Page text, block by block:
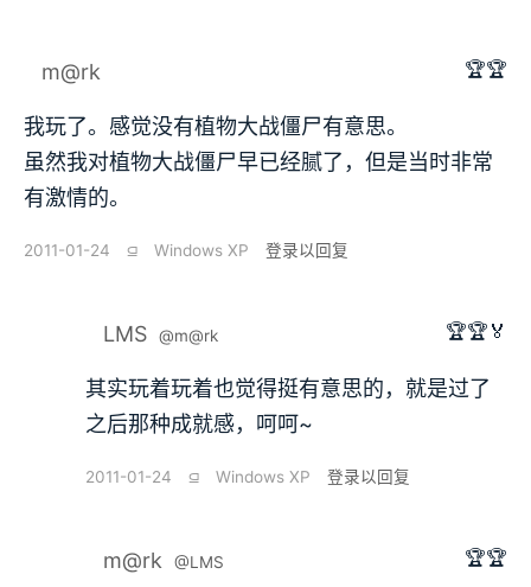
m@rk 🏆🏆
我玩了。感觉没有植物大战僵尸有意思。
虽然我对植物大战僵尸早已经腻了，但是当时非常
有激情的。
2011-01-24 ⫑ Windows XP 登录以回复
LMS @m@rk 🏆🏆🏅
其实玩着玩着也觉得挺有意思的，就是过了
之后那种成就感，呵呵~
2011-01-24 ⫑ Windows XP 登录以回复
m@rk @LMS 🏆🏆